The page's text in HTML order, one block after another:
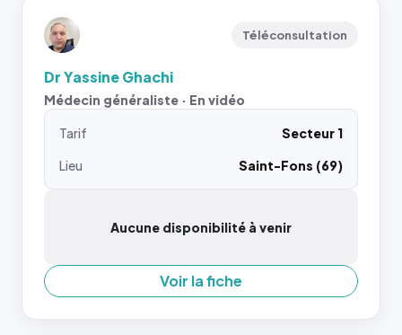
Téléconsultation
Dr Yassine Ghachi
Médecin généraliste · En vidéo
Tarif
Secteur 1
Lieu
Saint-Fons (69)
Aucune disponibilité à venir
Voir la fiche